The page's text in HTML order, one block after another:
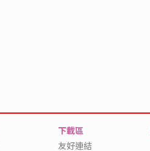
下載區
友好連結